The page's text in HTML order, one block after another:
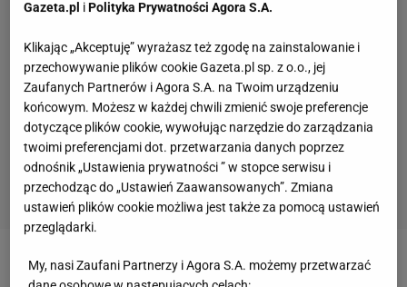
Zobacz wideoMistrzostwa Polski w siatkówce.
Gazeta.pl iPolityka Prywatności Agora S.A.
Klikając „Akceptuję” wyrażasz też zgodę na zainstalowanie i
przechowywanie plików cookie Gazeta.pl sp. z o.o., jej
Zaufanych Partnerów i Agora S.A. na Twoim urządzeniu
końcowym. Możesz w każdej chwili zmienić swoje preferencje
dotyczące plików cookie, wywołując narzędzie do zarządzania
twoimi preferencjami dot. przetwarzania danych poprzez
odnośnik „Ustawienia prywatności ” w stopce serwisu i
przechodząc do „Ustawień Zaawansowanych”. Zmiana
ustawień plików cookie możliwa jest także za pomocą ustawień
przeglądarki.
My, nasi Zaufani Partnerzy i Agora S.A. możemy przetwarzać